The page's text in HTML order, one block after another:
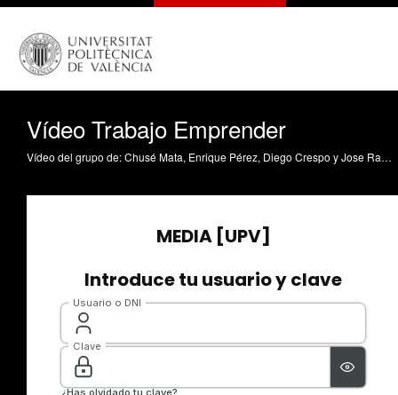
Vídeo Trabajo Emprender
Vídeo del grupo de: Chusé Mata, Enrique Pérez, Diego Crespo y Jose Ramón Patiño